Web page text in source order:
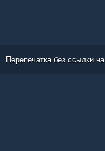
Перепечатка без ссылки